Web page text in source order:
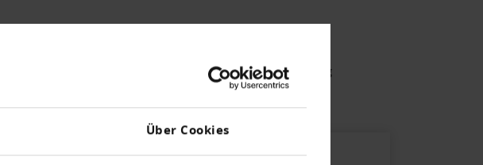
Über Cookies
Personen
über Schuldbetreibung und Konkurs Stellung